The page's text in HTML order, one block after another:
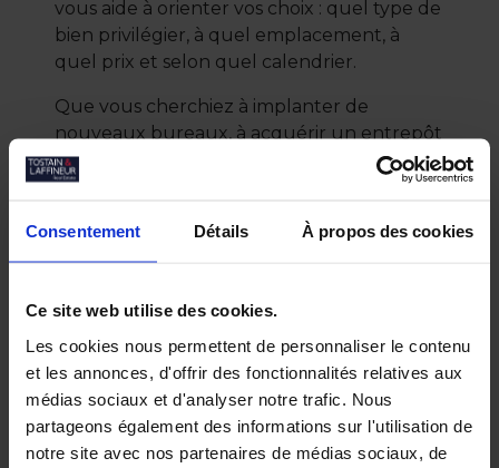
Consentement Détails À propos des cookies
Ce site web utilise des cookies.
Les cookies nous permettent de personnaliser le contenu
et les annonces, d'offrir des fonctionnalités relatives aux
médias sociaux et d'analyser notre trafic. Nous
partageons également des informations sur l'utilisation de
notre site avec nos partenaires de médias sociaux, de
vous aide à orienter vos choix : quel type de
bien privilégier, à quel emplacement, à
quel prix et selon quel calendrier.
Que vous cherchiez à implanter de
nouveaux bureaux, à acquérir un entrepôt
logistique ou à louer un local commercial,
nos experts s’appuient sur des indicateurs
vacance, projets urbains à venir, valeurs
locatives de référence, évolutions
d’ensemble vous permet de sécuriser votre
investissement et de favoriser la croissance
de votre activité sur le long terme. Grâce à
notre ancrage local et à notre veille
permanente, nous sommes en mesure de
vous fournir une étude à forte valeur